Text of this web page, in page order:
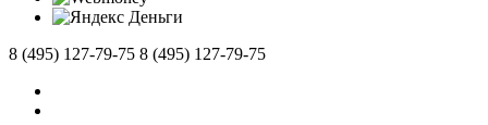
8 (495) 127-79-75 8 (495) 127-79-75